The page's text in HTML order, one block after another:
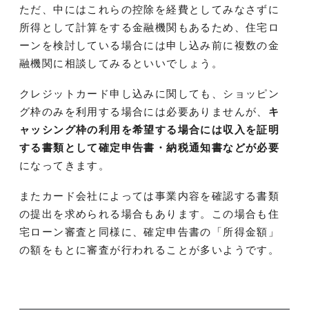
ただ、中にはこれらの控除を経費としてみなさずに
所得として計算をする金融機関もあるため、住宅ロ
ーンを検討している場合には申し込み前に複数の金
融機関に相談してみるといいでしょう。
クレジットカード申し込みに関しても、ショッピン
グ枠のみを利用する場合には必要ありませんが、 キ
ャッシング枠の利用を希望する場合には収入を証明
する書類として確定申告書・納税通知書などが必要
になってきます。
またカード会社によっては事業内容を確認する書類
の提出を求められる場合もあります。この場合も住
宅ローン審査と同様に、確定申告書の「所得金額」
の額をもとに審査が行われることが多いようです。